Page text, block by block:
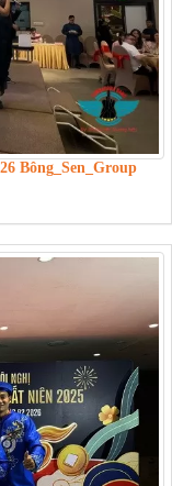
Bông_Sen_Group